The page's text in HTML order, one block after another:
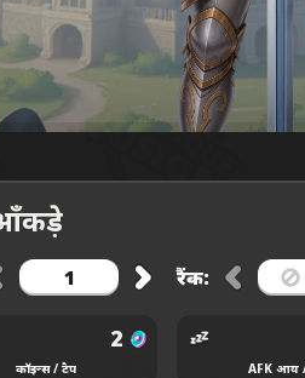
आँकड़े
रैंक:
2
कॉइन्स / टैप AFK आय